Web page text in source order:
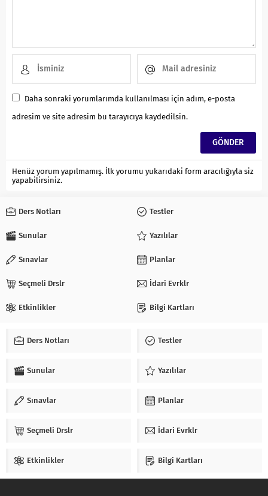
Daha sonraki yorumlarımda kullanılması için adım, e-posta
adresim ve site adresim bu tarayıcıya kaydedilsin.
Henüz yorum yapılmamış. İlk yorumu yukarıdaki form aracılığıyla siz
yapabilirsiniz.
Ders Notları Testler
Sunular Yazılılar
Sınavlar Planlar
Seçmeli Drslr İdari Evrklr
Etkinlikler Bilgi Kartları
Ders Notları Testler
Sunular Yazılılar
Sınavlar Planlar
Seçmeli Drslr İdari Evrklr
Etkinlikler Bilgi Kartları